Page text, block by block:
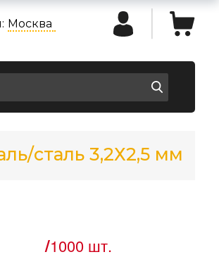
Москва
сталь 3,2Х2,5 мм
/1000 шт.